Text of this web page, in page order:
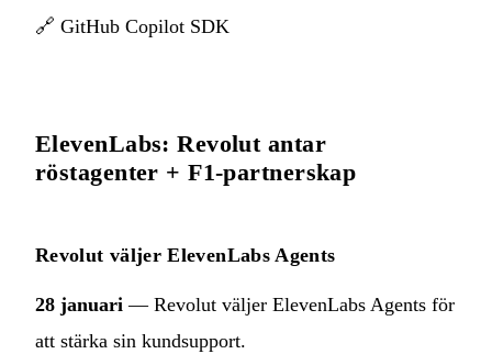
🔗 GitHub Copilot SDK
ElevenLabs: Revolut antar
röstagenter + F1-partnerskap
Revolut väljer ElevenLabs Agents
28 januari — Revolut väljer ElevenLabs Agents för
att stärka sin kundsupport.